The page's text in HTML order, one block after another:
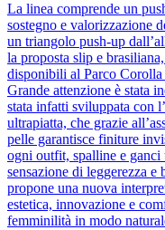
La linea comprende un
sostegno e valorizzazione
un triangolo push-up
la proposta slip e
disponibili al Parco Corolla
Grande attenzione è stata
stata infatti sviluppata con
ultrapiatta, che grazie
pelle garantisce finiture
ogni outfit, spalline e ganci
sensazione di leggerezza e
propone una nuova
estetica, innovazione e
femminilità in modo